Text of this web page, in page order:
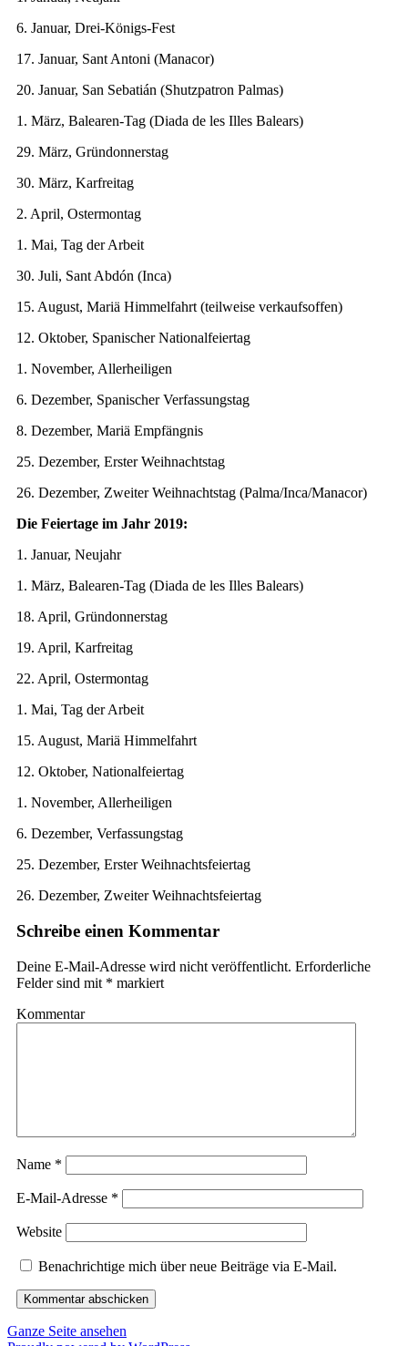
6. Januar, Drei-Königs-Fest
17. Januar, Sant Antoni (Manacor)
20. Januar, San Sebatián (Shutzpatron Palmas)
1. März, Balearen-Tag (Diada de les Illes Balears)
29. März, Gründonnerstag
30. März, Karfreitag
2. April, Ostermontag
1. Mai, Tag der Arbeit
30. Juli, Sant Abdón (Inca)
15. August, Mariä Himmelfahrt (teilweise verkaufsoffen)
12. Oktober, Spanischer Nationalfeiertag
1. November, Allerheiligen
6. Dezember, Spanischer Verfassungstag
8. Dezember, Mariä Empfängnis
25. Dezember, Erster Weihnachtstag
26. Dezember, Zweiter Weihnachtstag (Palma/Inca/Manacor)
Die Feiertage im Jahr 2019:
1. Januar, Neujahr
1. März, Balearen-Tag (Diada de les Illes Balears)
18. April, Gründonnerstag
19. April, Karfreitag
22. April, Ostermontag
1. Mai, Tag der Arbeit
15. August, Mariä Himmelfahrt
12. Oktober, Nationalfeiertag
1. November, Allerheiligen
6. Dezember, Verfassungstag
25. Dezember, Erster Weihnachtsfeiertag
26. Dezember, Zweiter Weihnachtsfeiertag
Schreibe einen Kommentar
Deine E-Mail-Adresse wird nicht veröffentlicht. Erforderliche
Felder sind mit * markiert
Kommentar
Name *
E-Mail-Adresse *
Website
Benachrichtige mich über neue Beiträge via E-Mail.
Ganze Seite ansehen